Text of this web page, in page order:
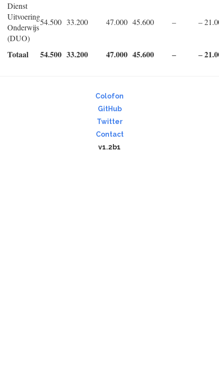
Dienst
Uitvoering
Onderwijs
(DUO)
54.500 33.200 47.000 45.600 ‒ ‒
Totaal 54.500 33.200 47.000 45.600 ‒ ‒
Colofon
GitHub
Twitter
Contact
v1.2b1